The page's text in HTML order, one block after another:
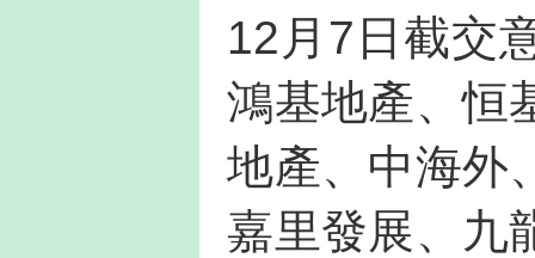
12月7日截交
鴻基地產、恒
地產、中海外
嘉里發展、九